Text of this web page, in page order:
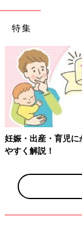
特集
妊娠・出産・育児
やすく解説！